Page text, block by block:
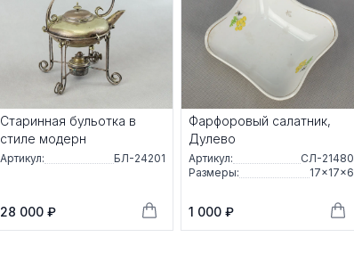
Старинная бульотка в
стиле модерн
Артикул: БЛ-24201
28 000 ₽
Фарфоровый салатник,
Дулево
Артикул:
СЛ-21480
Размеры:
17×17×6
1 000 ₽